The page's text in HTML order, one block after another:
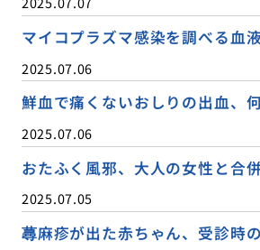
マイコプラズマ感染を調べる血
2025.07.06
鮮血で痛くないおしりの出血、
2025.07.06
おたふく風邪、大人の女性と合
2025.07.05
蕁麻疹が出た赤ちゃん、受診時